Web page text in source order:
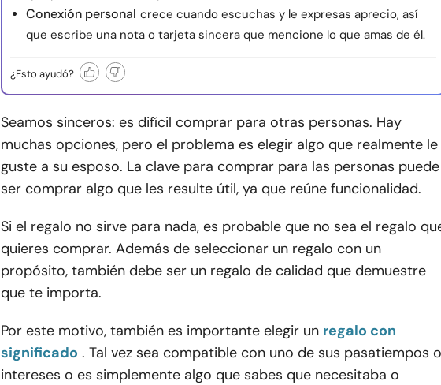
Conexión personal crece cuando escuchas y le expresas aprecio, así
que escribe una nota o tarjeta sincera que mencione lo que amas de él.
¿Esto ayudó?
Seamos sinceros: es difícil comprar para otras personas. Hay
muchas opciones, pero el problema es elegir algo que realmente le
guste a su esposo. La clave para comprar para las personas puede
ser comprar algo que les resulte útil, ya que reúne funcionalidad.
Si el regalo no sirve para nada, es probable que no sea el regalo
quieres comprar. Además de seleccionar un regalo con un
propósito, también debe ser un regalo de calidad que demuestre
que te importa.
Por este motivo, también es importante elegir un regalo con
significado . Tal vez sea compatible con uno de sus pasatiempos o
intereses o es simplemente algo que sabes que necesitaba o